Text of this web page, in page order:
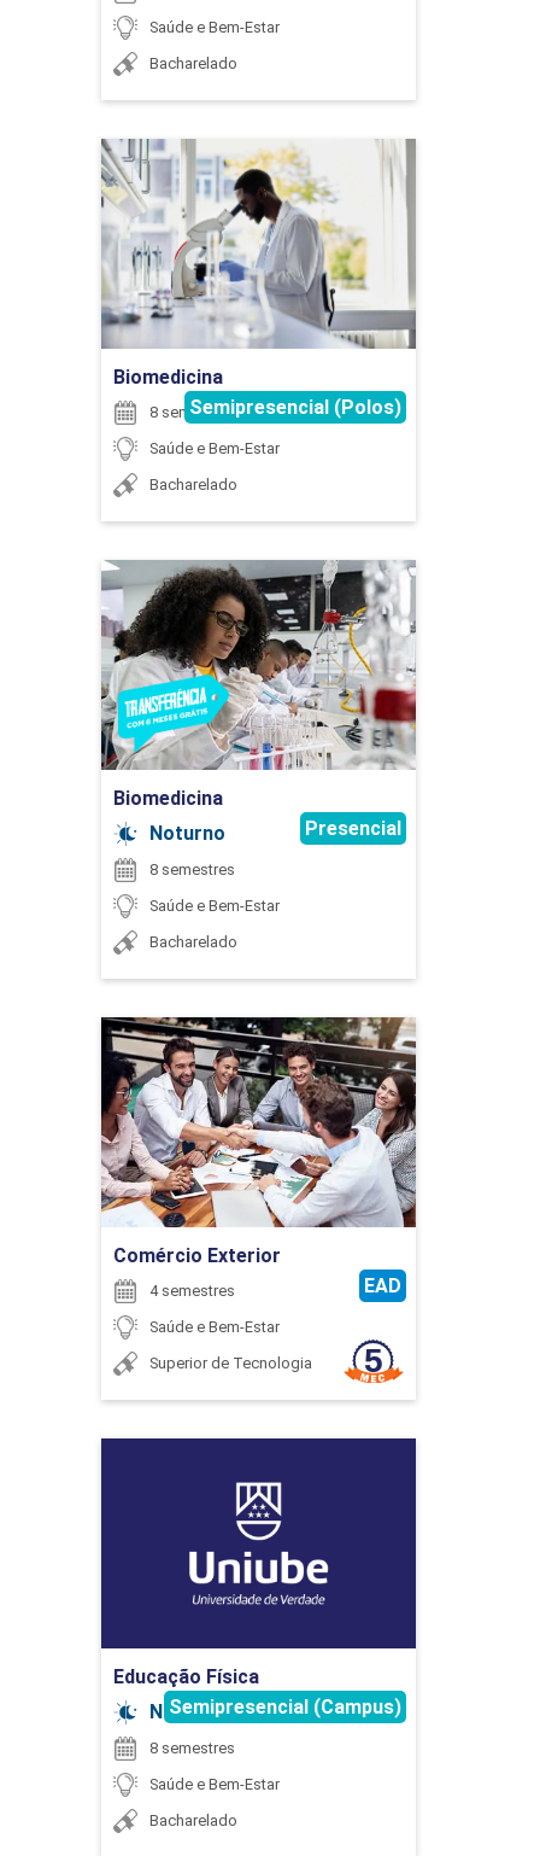
ESTÁGIO SUPERVISIONADO EM TERAPIA
OCUPACIONAL I
399
ESTÁGIO SUPERVISIONADO EM TERAPIA
OCUPACIONAL II
384
ÉTICA E BIOÉTICA EM SAÚDE
45
EXTENSÃO
EXTENSÃO
75
EXTENSÃO
FUNDAMENTOS EM FARMACOLOGIA
Saúde e Bem-Estar
Bacharelado
Biomedicina
Semipresencial (Polos)
8 semestres
Saúde e Bem-Estar
Bacharelado
Biomedicina
Detalhes do curso
Ir para Inscrição
Biomedicina
Noturno
Presencial
8 semestres
Saúde e Bem-Estar
Bacharelado
Biomedicina
Detalhes do curso
Ir para Inscrição
Comércio Exterior
EAD
4 semestres
Saúde e Bem-Estar
Superior de Tecnologia
Comércio Exterior
Detalhes do curso
Ir para Inscrição
Educação Física
Noturno
Semipresencial (Campus)
8 semestres
Saúde e Bem-Estar
Bacharelado
Detalhes do curso